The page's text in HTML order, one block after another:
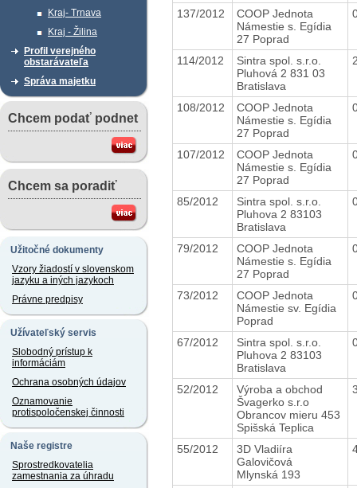
Kraj- Trnava
Kraj - Žilina
Profil verejného
obstarávateľa
Správa majetku
Chcem podať podnet
Chcem sa poradiť
Užitočné dokumenty
Vzory žiadostí v slovenskom
jazyku a iných jazykoch
Právne predpisy
Užívateľský servis
Slobodný prístup k
informáciám
Ochrana osobných údajov
Oznamovanie
protispoločenskej činnosti
Naše registre
Sprostredkovatelia
zamestnania za úhradu
137/2012
COOP Jednota
Námestie s. Egídia
27 Poprad
114/2012
Sintra spol. s.r.o.
Pluhová 2 831 03
Bratislava
108/2012
COOP Jednota
Námestie s. Egídia
27 Poprad
107/2012
COOP Jednota
Námestie s. Egídia
27 Poprad
85/2012
Sintra spol. s.r.o.
Pluhova 2 83103
Bratislava
79/2012
COOP Jednota
Námestie s. Egídia
27 Poprad
73/2012
COOP Jednota
Námestie sv. Egídia
Poprad
67/2012
Sintra spol. s.r.o.
Pluhova 2 83103
Bratislava
52/2012
Výroba a obchod
Švagerko s.r.o
Obrancov mieru 453
Spišská Teplica
55/2012
3D Vladiíra
Galovičová
Mlynská 193